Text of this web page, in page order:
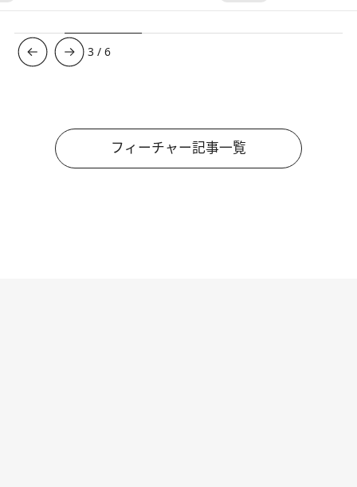
3 /6
フィーチャー記事一覧